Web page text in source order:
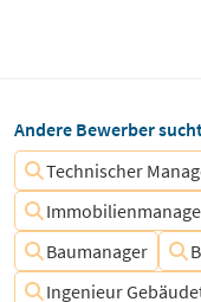
Andere Bewerber
Technischer
Baumanager
Ingenieur